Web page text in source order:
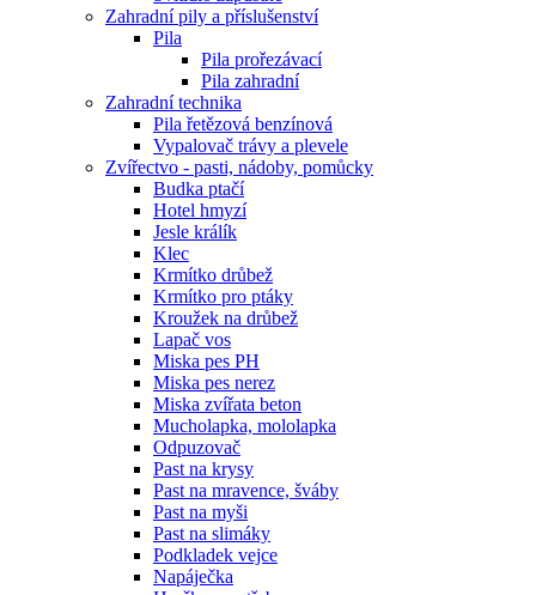
Zahradní pily a příslušenství
Pila
Pila prořezávací
Pila zahradní
Zahradní technika
Pila řetězová benzínová
Vypalovač trávy a plevele
Zvířectvo - pasti, nádoby, pomůcky
Budka ptačí
Hotel hmyzí
Jesle králík
Klec
Krmítko drůbež
Krmítko pro ptáky
Kroužek na drůbež
Lapač vos
Miska pes PH
Miska pes nerez
Miska zvířata beton
Mucholapka, mololapka
Odpuzovač
Past na krysy
Past na mravence, šváby
Past na myši
Past na slimáky
Podkladek vejce
Napáječka